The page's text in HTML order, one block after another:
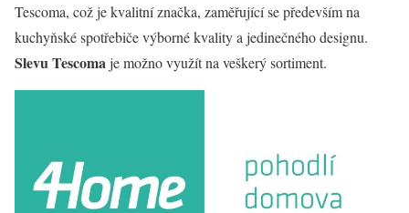
Tescoma, což je kvalitní značka, zaměřující se především na
kuchyňské spotřebiče výborné kvality a jedinečného designu.
Slevu Tescomaje možno využít na veškerý sortiment.